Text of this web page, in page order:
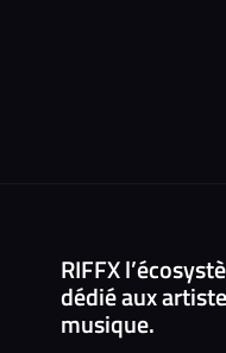
RIFFX
dédié aux
musique.